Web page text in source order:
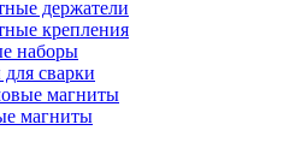
держатели
крепления
наборы
сварки
магниты
магниты